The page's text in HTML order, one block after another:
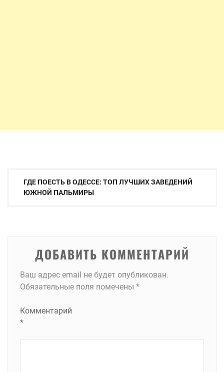
Навигация
ГДЕ ПОЕСТЬ В ОДЕССЕ: ТОП ЛУЧШИХ ЗАВЕДЕНИЙ
ЮЖНОЙ ПАЛЬМИРЫ
ДОБАВИТЬ КОММЕНТАРИЙ
Ваш адрес email не будет опубликован.
Обязательные поля помечены *
Комментарий
*